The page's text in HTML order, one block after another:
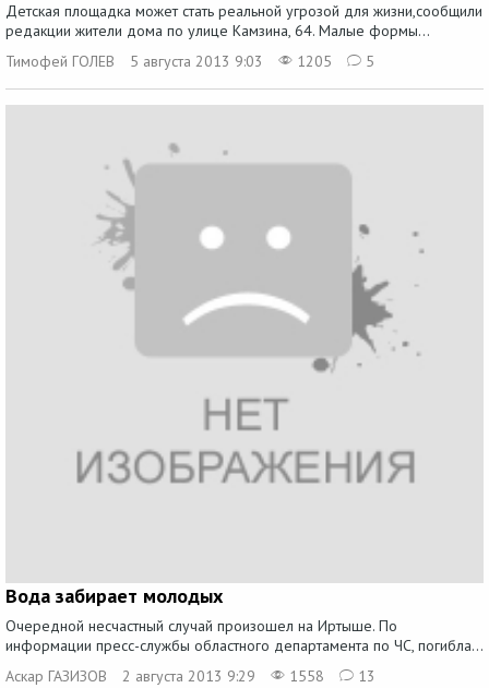
Детская площадка может стать реальной угрозой для жизни,сообщили
редакции жители дома по улице Камзина, 64. Малые формы...
Тимофей ГОЛЕВ
5 августа 2013 9:03 1205 5
Вода забирает молодых
Очередной несчастный случай произошел на Иртыше. По
информации пресс-службы областного департамента по ЧС, погибла...
Аскар ГАЗИЗОВ
2 августа 2013 9:29 1558 13